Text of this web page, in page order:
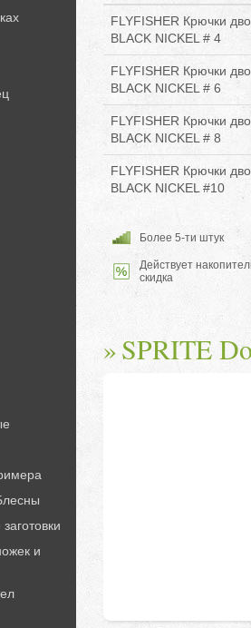
и
FLYFISHER Крючки
BLACK NICKEL # 4
FLYFISHER Крючки
BLACK NICKEL # 6
FLYFISHER Крючки
BLACK NICKEL # 8
FLYFISHER Крючки
BLACK NICKEL #10
Более 5-ти штук
Действует
скидка
SPRITE